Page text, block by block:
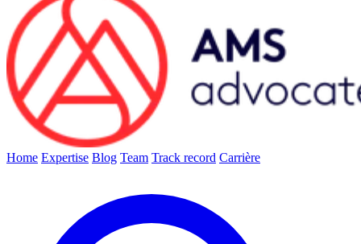
Home Expertise Blog Team Track record Carrière